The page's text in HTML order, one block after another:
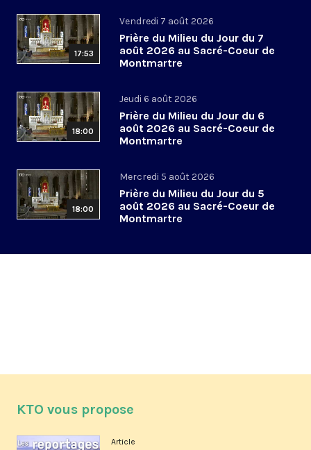
17:53
Vendredi 7 août 2026
Prière du Milieu du Jour du 7
août 2026 au Sacré-Coeur de
Montmartre
18:00
Jeudi 6 août 2026
Prière du Milieu du Jour du 6
août 2026 au Sacré-Coeur de
Montmartre
18:00
Mercredi 5 août 2026
Prière du Milieu du Jour du 5
août 2026 au Sacré-Coeur de
Montmartre
KTO vous propose
Article